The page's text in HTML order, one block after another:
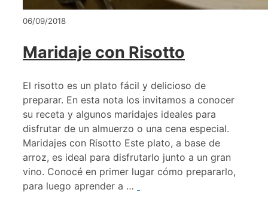
06/09/2018
Maridaje con Risotto
El risotto es un plato fácil y delicioso de
preparar. En esta nota los invitamos a conocer
su receta y algunos maridajes ideales para
disfrutar de un almuerzo o una cena especial.
Maridajes con Risotto Este plato, a base de
arroz, es ideal para disfrutarlo junto a un gran
vino. Conocé en primer lugar cómo prepararlo,
para luego aprender a …